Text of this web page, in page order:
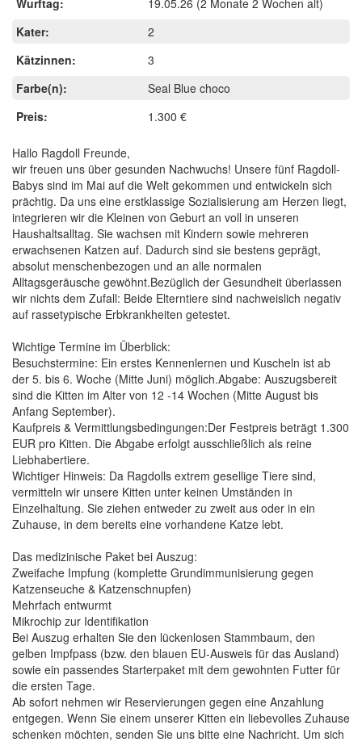
Kater:
2
Kätzinnen:
3
Farbe(n):
Seal Blue choco
Preis:
1.300 €
Hallo Ragdoll Freunde,
wir freuen uns über gesunden Nachwuchs! Unsere fünf Ragdoll-
Babys sind im Mai auf die Welt gekommen und entwickeln sich
prächtig. Da uns eine erstklassige Sozialisierung am Herzen liegt,
integrieren wir die Kleinen von Geburt an voll in unseren
Haushaltsalltag. Sie wachsen mit Kindern sowie mehreren
erwachsenen Katzen auf. Dadurch sind sie bestens geprägt,
absolut menschenbezogen und an alle normalen
Alltagsgeräusche gewöhnt.Bezüglich der Gesundheit überlassen
wir nichts dem Zufall: Beide Elterntiere sind nachweislich negativ
auf rassetypische Erbkrankheiten getestet.
Wichtige Termine im Überblick:
Besuchstermine: Ein erstes Kennenlernen und Kuscheln ist ab
der 5. bis 6. Woche (Mitte Juni) möglich.Abgabe: Auszugsbereit
sind die Kitten im Alter von 12 -14 Wochen (Mitte August bis
Anfang September).
Kaufpreis & Vermittlungsbedingungen:Der Festpreis beträgt 1.300
EUR pro Kitten. Die Abgabe erfolgt ausschließlich als reine
Liebhabertiere.
Wichtiger Hinweis: Da Ragdolls extrem gesellige Tiere sind,
vermitteln wir unsere Kitten unter keinen Umständen in
Einzelhaltung. Sie ziehen entweder zu zweit aus oder in ein
Zuhause, in dem bereits eine vorhandene Katze lebt.
Das medizinische Paket bei Auszug:
Zweifache Impfung (komplette Grundimmunisierung gegen
Katzenseuche & Katzenschnupfen)
Mehrfach entwurmt
Mikrochip zur Identifikation
Bei Auszug erhalten Sie den lückenlosen Stammbaum, den
gelben Impfpass (bzw. den blauen EU-Ausweis für das Ausland)
sowie ein passendes Starterpaket mit dem gewohnten Futter für
die ersten Tage.
Ab sofort nehmen wir Reservierungen gegen eine Anzahlung
entgegen. Wenn Sie einem unserer Kitten ein liebevolles Zuhause
schenken möchten, senden Sie uns bitte eine Nachricht. Um sich